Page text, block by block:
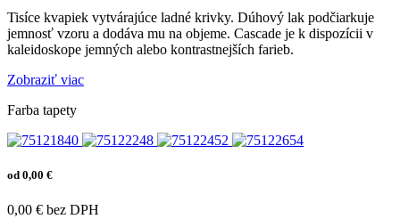
Tisíce kvapiek vytvárajúce ladné krivky. Dúhový lak podčiarkuje
jemnosť vzoru a dodáva mu na objeme. Cascade je k dispozícii v
kaleidoskope jemných alebo kontrastnejších farieb.
Zobraziť viac
Farba tapety
od 0,00 €
0,00 € bez DPH